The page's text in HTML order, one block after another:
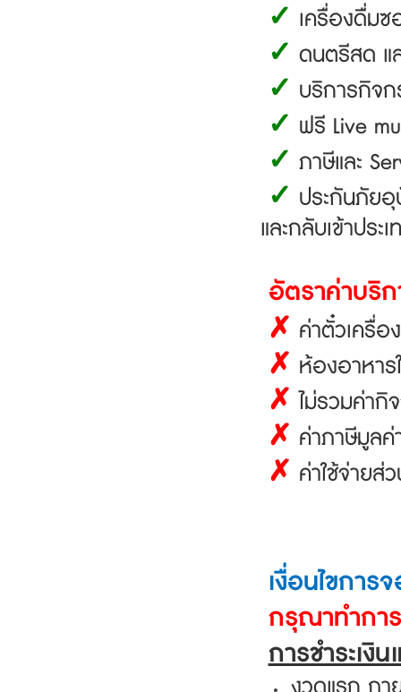
✓ เครื่องดื่ม
✓ ดนตรีสด แ
✓ บริการกิจก
✓ ฟรี Live
✓ ภาษีและ
✓ ประกันภัย
และกลับเข้าประ
อัตราค่าบริก
✗ ค่าตั๋วเครื่อ
✗ ห้องอาหา
✗ ไม่รวมค่ากิ
✗ ค่าภาษีมูล
✗ ค่าใช้จ่ายส่
เงื่อนไขการ
กรุณาทำกา
การชำระเงิ